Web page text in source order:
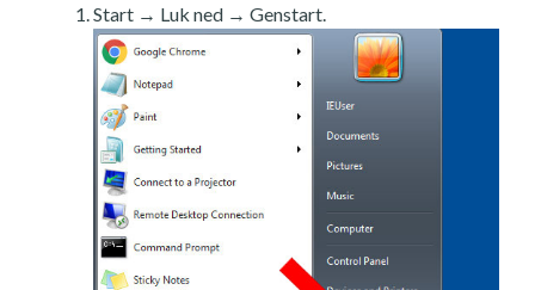
Start → Luk ned → Genstart.